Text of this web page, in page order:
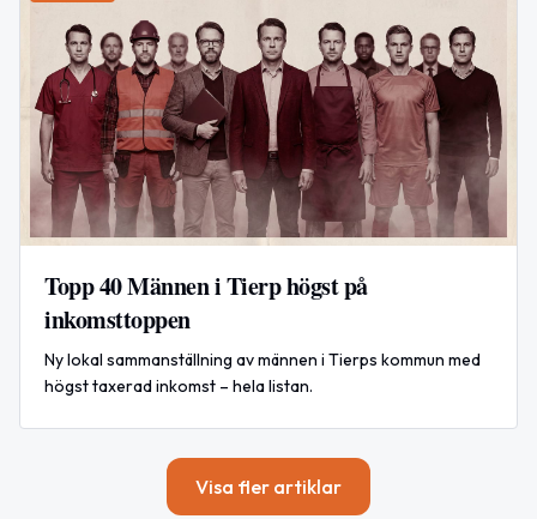
Topp 40 Männen i Tierp högst på
inkomsttoppen
Ny lokal sammanställning av männen i Tierps kommun med
högst taxerad inkomst – hela listan.
Visa fler artiklar